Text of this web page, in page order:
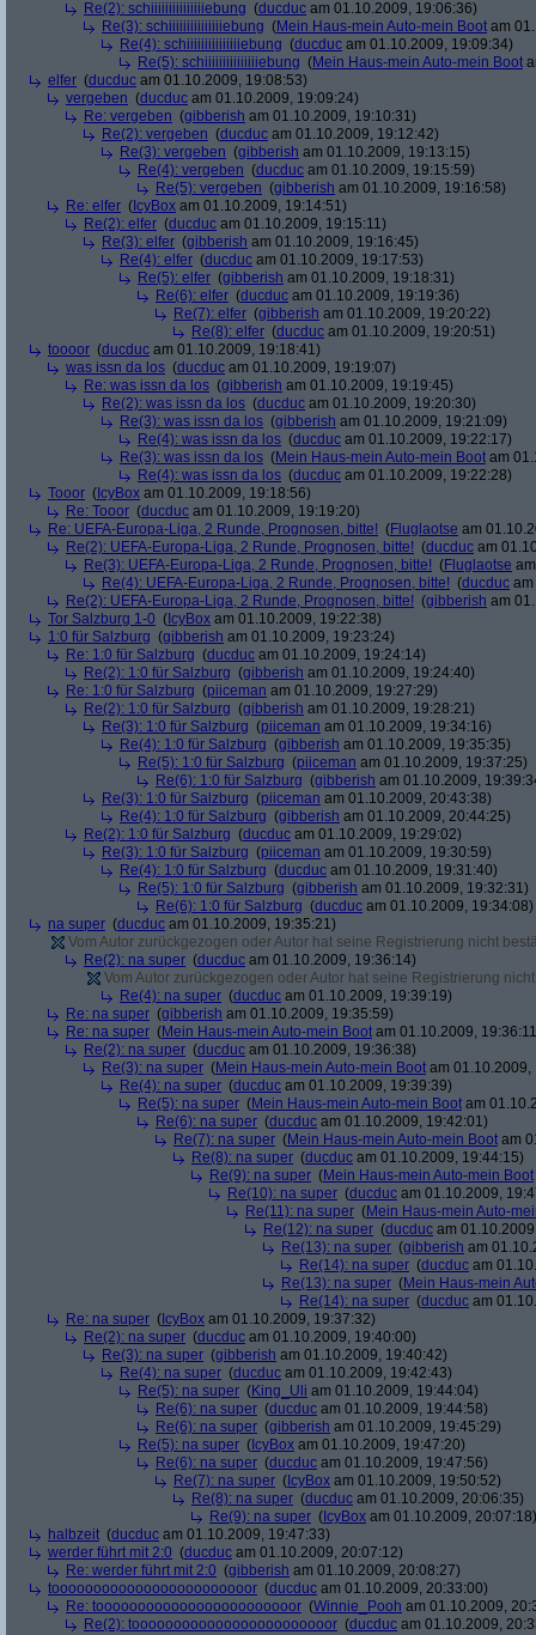
Re(2): schiiiiiiiiiiiiiiiebung (ducduc am 01.10.2009, 19:06:36)
Re(3): schiiiiiiiiiiiiiiiebung (Mein Haus-mein Auto-mein Boot am
Re(4): schiiiiiiiiiiiiiiiebung (ducduc am 01.10.2009, 19:09:34)
Re(5): schiiiiiiiiiiiiiiiebung (Mein Haus-mein Auto-mein Boot
elfer (ducduc am 01.10.2009, 19:08:53)
vergeben (ducduc am 01.10.2009, 19:09:24)
Re: vergeben (gibberish am 01.10.2009, 19:10:31)
Re(2): vergeben (ducduc am 01.10.2009, 19:12:42)
Re(3): vergeben (gibberish am 01.10.2009, 19:13:15)
Re(4): vergeben (ducduc am 01.10.2009, 19:15:59)
Re(5): vergeben (gibberish am 01.10.2009, 19:16:58)
Re: elfer ( IcyBox am 01.10.2009, 19:14:51)
Re(2): elfer (ducduc am 01.10.2009, 19:15:11)
Re(3): elfer (gibberish am 01.10.2009, 19:16:45)
Re(4): elfer (ducduc am 01.10.2009, 19:17:53)
Re(5): elfer (gibberish am 01.10.2009, 19:18:31)
Re(6): elfer (ducduc am 01.10.2009, 19:19:36)
Re(7): elfer (gibberish am 01.10.2009, 19:20:22)
Re(8): elfer (ducduc am 01.10.2009, 19:20:51)
toooor (ducduc am 01.10.2009, 19:18:41)
was issn da los (ducduc am 01.10.2009, 19:19:07)
Re: was issn da los (gibberish am 01.10.2009, 19:19:45)
Re(2): was issn da los (ducduc am 01.10.2009, 19:20:30)
Re(3): was issn da los (gibberish am 01.10.2009, 19:21:09)
Re(4): was issn da los (ducduc am 01.10.2009, 19:22:17)
Re(3): was issn da los (Mein Haus-mein Auto-mein Boot am
Re(4): was issn da los (ducduc am 01.10.2009, 19:22:28)
Tooor ( IcyBox am 01.10.2009, 19:18:56)
Re: Tooor (ducduc am 01.10.2009, 19:19:20)
Re: UEFA-Europa-Liga, 2 Runde, Prognosen, bitte! (Fluglaotse am
Re(2): UEFA-Europa-Liga, 2 Runde, Prognosen, bitte! (ducduc am
Re(3): UEFA-Europa-Liga, 2 Runde, Prognosen, bitte! (Fluglaotse
Re(4): UEFA-Europa-Liga, 2 Runde, Prognosen, bitte! (ducduc
Re(2): UEFA-Europa-Liga, 2 Runde, Prognosen, bitte! (gibberish am
Tor Salzburg 1-0 ( IcyBox am 01.10.2009, 19:22:38)
1:0 für Salzburg (gibberish am 01.10.2009, 19:23:24)
Re: 1:0 für Salzburg (ducduc am 01.10.2009, 19:24:14)
Re(2): 1:0 für Salzburg (gibberish am 01.10.2009, 19:24:40)
Re: 1:0 für Salzburg (piiceman am 01.10.2009, 19:27:29)
Re(2): 1:0 für Salzburg (gibberish am 01.10.2009, 19:28:21)
Re(3): 1:0 für Salzburg (piiceman am 01.10.2009, 19:34:16)
Re(4): 1:0 für Salzburg (gibberish am 01.10.2009, 19:35:35)
Re(5): 1:0 für Salzburg (piiceman am 01.10.2009, 19:37:25)
Re(6): 1:0 für Salzburg (gibberish am 01.10.2009,
Re(3): 1:0 für Salzburg (piiceman am 01.10.2009, 20:43:38)
Re(4): 1:0 für Salzburg (gibberish am 01.10.2009, 20:44:25)
Re(2): 1:0 für Salzburg (ducduc am 01.10.2009, 19:29:02)
Re(3): 1:0 für Salzburg (piiceman am 01.10.2009, 19:30:59)
Re(4): 1:0 für Salzburg (ducduc am 01.10.2009, 19:31:40)
Re(5): 1:0 für Salzburg (gibberish am 01.10.2009, 19:32:31)
Re(6): 1:0 für Salzburg (ducduc am 01.10.2009, 19:34:08)
na super (ducduc am 01.10.2009, 19:35:21)
Vom Autor zurückgezogen oder Autor hat seine Registrierung nicht
Re(2): na super (ducduc am 01.10.2009, 19:36:14)
Vom Autor zurückgezogen oder Autor hat seine Registrierung
Re(4): na super (ducduc am 01.10.2009, 19:39:19)
Re: na super (gibberish am 01.10.2009, 19:35:59)
Re: na super (Mein Haus-mein Auto-mein Boot am 01.10.2009,
Re(2): na super (ducduc am 01.10.2009, 19:36:38)
Re(3): na super (Mein Haus-mein Auto-mein Boot am 01.10.2009,
Re(4): na super (ducduc am 01.10.2009, 19:39:39)
Re(5): na super (Mein Haus-mein Auto-mein Boot am
Re(6): na super (ducduc am 01.10.2009, 19:42:01)
Re(7): na super (Mein Haus-mein Auto-mein Boot am
Re(8): na super (ducduc am 01.10.2009, 19:44:15)
Re(9): na super (Mein Haus-mein Auto-mein Boot
Re(10): na super (ducduc am 01.10.2009,
Re(11): na super (Mein Haus-mein Auto-
Re(12): na super (ducduc am
Re(13): na super (gibberish am
Re(14): na super (ducduc am
Re(13): na super (Mein Haus-mein
Re(14): na super (ducduc am
Re: na super ( IcyBox am 01.10.2009, 19:37:32)
Re(2): na super (ducduc am 01.10.2009, 19:40:00)
Re(3): na super (gibberish am 01.10.2009, 19:40:42)
Re(4): na super (ducduc am 01.10.2009, 19:42:43)
Re(5): na super (King_Uli am 01.10.2009, 19:44:04)
Re(6): na super (ducduc am 01.10.2009, 19:44:58)
Re(6): na super (gibberish am 01.10.2009, 19:45:29)
Re(5): na super ( IcyBox am 01.10.2009, 19:47:20)
Re(6): na super (ducduc am 01.10.2009, 19:47:56)
Re(7): na super ( IcyBox am 01.10.2009, 19:50:52)
Re(8): na super (ducduc am 01.10.2009, 20:06:35)
Re(9): na super ( IcyBox am 01.10.2009, 20:07:18)
halbzeit (ducduc am 01.10.2009, 19:47:33)
werder führt mit 2:0 (ducduc am 01.10.2009, 20:07:12)
Re: werder führt mit 2:0 (gibberish am 01.10.2009, 20:08:27)
toooooooooooooooooooooooor (ducduc am 01.10.2009, 20:33:00)
Re: toooooooooooooooooooooooor (Winnie_Pooh am 01.10.2009,
Re(2): toooooooooooooooooooooooor (ducduc am 01.10.2009,